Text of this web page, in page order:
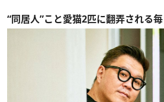
“同居人”こと愛猫2匹に翻弄される